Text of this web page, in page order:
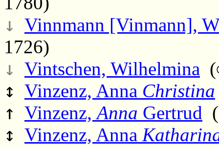
↓ Vinnmann [Vinmann],
1726)
↓ Vintschen, Wilhelmina
↕ Vinzenz, Anna Christina
↑ Vinzenz,Anna Gertrud
↕ Vinzenz, Anna